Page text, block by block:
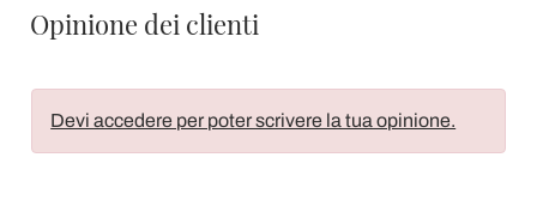
Opinione dei clienti
Devi accedere per poter scrivere la tua opinione.